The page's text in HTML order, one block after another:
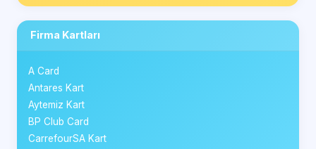
Firma Kartları
A Card
Antares Kart
Aytemiz Kart
BP Club Card
CarrefourSA Kart